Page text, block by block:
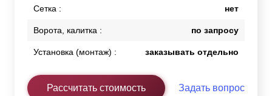
Сетка : нет
Ворота, калитка : по запросу
Установка (монтаж) : заказывать отдельно
Рассчитать стоимость Задать вопрос